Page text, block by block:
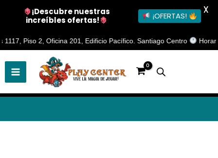
Piso 2, Oficina 201, Edificio Pacífico. Santiago Centro Horario
al
contenido
¡Descubre nuestras
increíbles ofertas!
¡OFERTAS!
X